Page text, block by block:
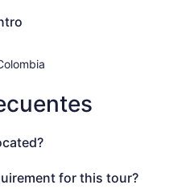
una de las más bonitas
así como a nosotros los
de Cali, pero vamos a
y sol caliente, ¿quién
configurar un punto de
for this tour?